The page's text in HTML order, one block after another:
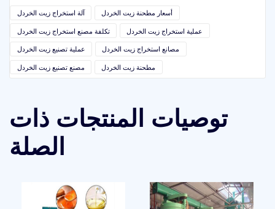
آلة استخراج زيت الخردل
أسعار مطحنة زيت الخردل
تكلفة مصنع استخراج زيت الخردل
عملية استخراج زيت الخردل
عملية تصنيع زيت الخردل
مصانع استخراج زيت الخردل
مصنع تصنيع زيت الخردل
مطحنة زيت الخردل
توصيات المنتجات ذات
الصلة